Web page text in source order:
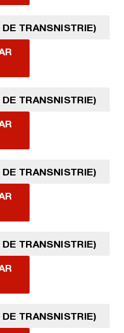
TRANSNISTRIE)
TRANSNISTRIE)
TRANSNISTRIE)
TRANSNISTRIE)
TRANSNISTRIE)